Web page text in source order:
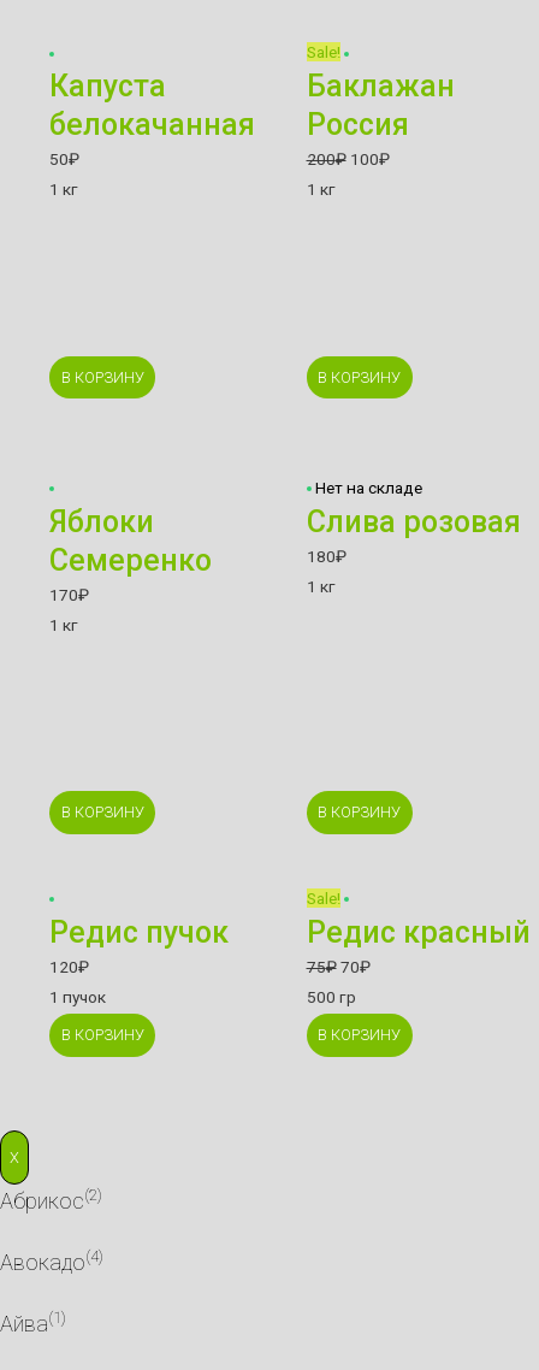
Капуста
белокачанная
50₽
1 кг
В КОРЗИНУ
Sale!
Баклажан
Россия
200₽ 100₽
1 кг
В КОРЗИНУ
Яблоки
Семеренко
170₽
1 кг
В КОРЗИНУ
Нет на складе
Слива розовая
180₽
1 кг
В КОРЗИНУ
Редис пучок
120₽
1 пучок
В КОРЗИНУ
Sale!
Редис красный
75₽ 70₽
500 гр
В КОРЗИНУ
X
Абрикос(2)
Авокадо(4)
Айва(1)